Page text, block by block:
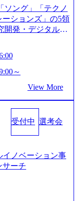
グを行います ＜プ
既存)事業のビジ
AIを活用した事業
び実行支援 ・ロ
ランスフォーメ
プロジェクトにお
どを担当。 ● シニ
としてプロジェク
Is分析、仮説構
当。 ● 裁量権 弊社
るフェーズにあ
のため、メンバー
ます。 また、希
ございます ● 面
ております ・実施
ただきます ・面
となってもご対応
方は、事前にGAB
選考会実施日の3日
ファーム経験3年
。 書類選考通過後
考会当日のご案内
ル化により既存事
大手企業をサポー
依頼された「経営
ます。クライアン
にCXOクラスから
ォーメーショ
ソング」「テクノ
ションズ」の5領
開発・デジタル・
スの提供まで一
る あらゆる産業
り、Fortune Globa
テイリングにおけ
化支援」「ヴィヴ
にはKDDIと合弁会
とデータアナリテ
料 (https://www.ac
com/document-
accenture/final/caree
～
View More
受付中 選考会
イノベーション事
サーチ